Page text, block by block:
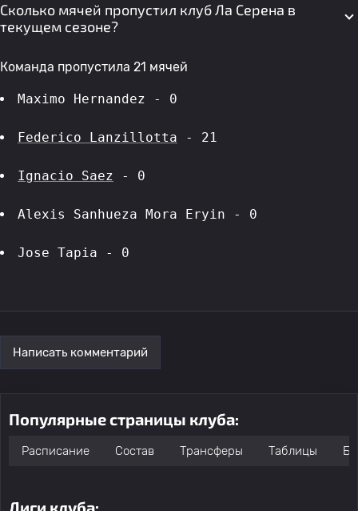
Сколько мячей пропустил клуб Ла Серена в
текущем сезоне?
Команда пропустила 21 мячей
Maximo Hernandez - 0
Federico Lanzillotta - 21
Ignacio Saez - 0
Alexis Sanhueza Mora Eryin - 0
Jose Tapia - 0
Написать комментарий
Популярные страницы клуба:
Расписание Состав Трансферы Таблицы
Лиги клуба: